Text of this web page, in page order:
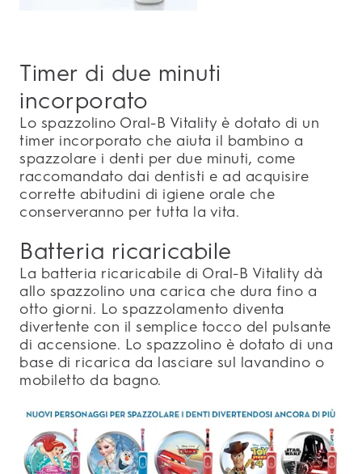
Timer di due minuti
incorporato
Lo spazzolino Oral-B Vitality è dotato di un
timer incorporato che aiuta il bambino a
spazzolare i denti per due minuti, come
raccomandato dai dentisti e ad acquisire
corrette abitudini di igiene orale che
conserveranno per tutta la vita.
Batteria ricaricabile
La batteria ricaricabile di Oral-B Vitality dà
allo spazzolino una carica che dura fino a
otto giorni. Lo spazzolamento diventa
divertente con il semplice tocco del pulsante
di accensione. Lo spazzolino è dotato di una
base di ricarica da lasciare sul lavandino o
mobiletto da bagno.